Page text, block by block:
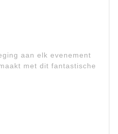
aan elk evenement
met dit fantastische